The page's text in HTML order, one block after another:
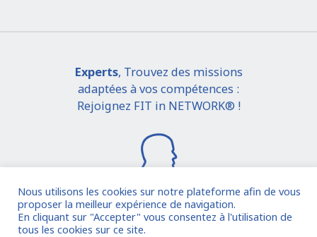
Experts, Trouvez des missions
adaptées à vos compétences :
Rejoignez FIT in NETWORK® !
Je rejoins la communauté
Nous utilisons les cookies sur notre plateforme afin de vous
proposer la meilleur expérience de navigation.
En cliquant sur "Accepter" vous consentez à l'utilisation de
tous les cookies sur ce site.